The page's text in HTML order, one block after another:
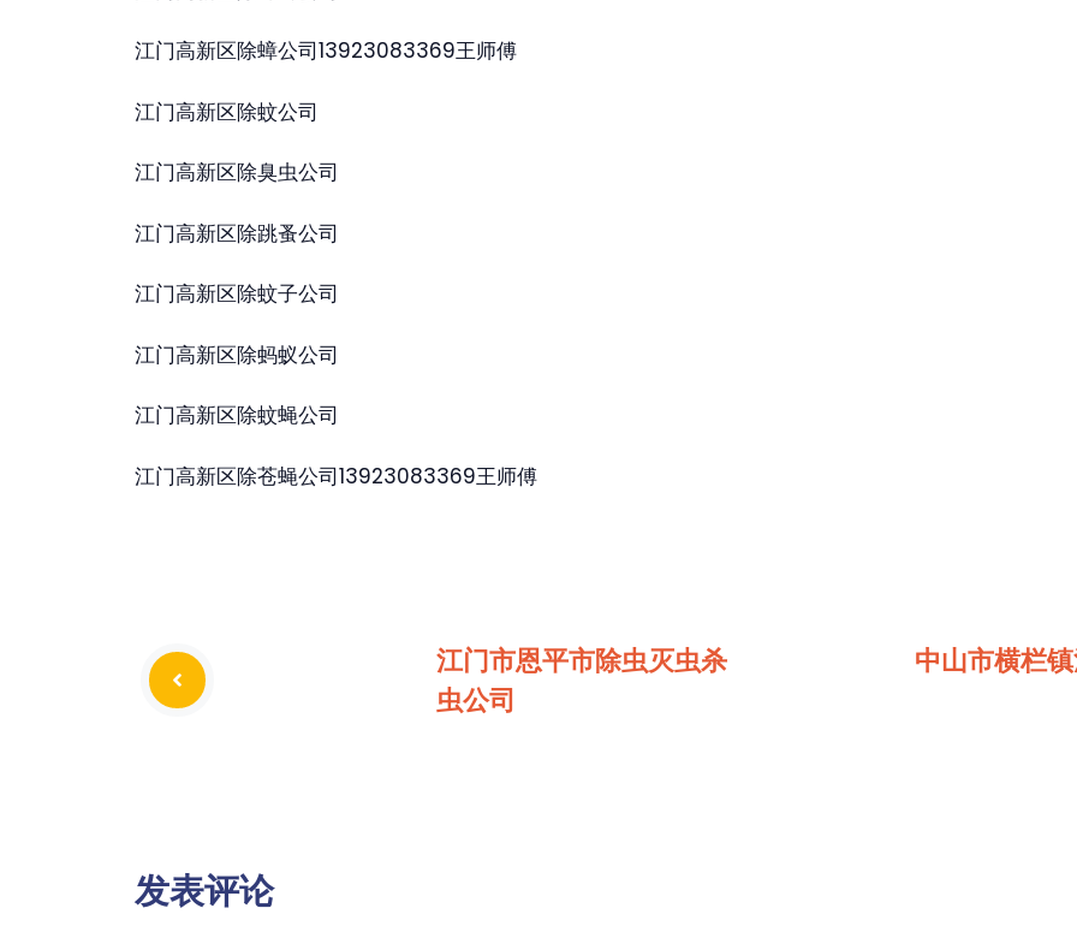
江门高新区除蟑公司13923083369王师傅
江门高新区除蚊公司
江门高新区除臭虫公司
江门高新区除跳蚤公司
江门高新区除蚊子公司
江门高新区除蚂蚁公司
江门高新区除蚊蝇公司
江门高新区除苍蝇公司13923083369王师傅
江门市恩平市除虫灭虫杀
虫公司
中山市横栏
发表评论